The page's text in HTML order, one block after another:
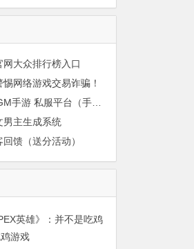
大众排行榜入口
网络游戏交易诈骗！
手游排行榜 GM游戏 GM手游 私服平台（手游盒子）
男主生成系统
馈（送分活动）
英雄》：并不是吃鸡
游戏